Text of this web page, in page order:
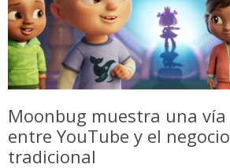
Moonbug muestra una vía
entre YouTube y el negocio
tradicional